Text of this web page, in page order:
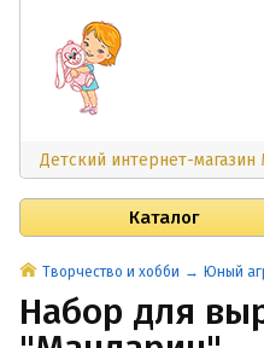
Детский интернет-
Каталог
Творчество и хобби Юный
Набор для